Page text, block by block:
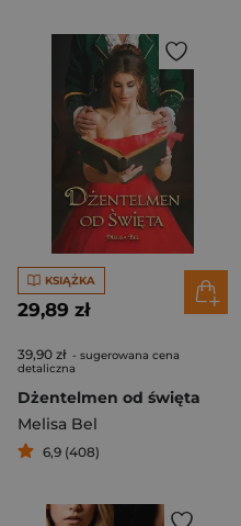
KSIĄŻKA
29,89 zł
39,90 zł - sugerowana cena
detaliczna
Dżentelmen od święta
Melisa Bel
6,9 (408)